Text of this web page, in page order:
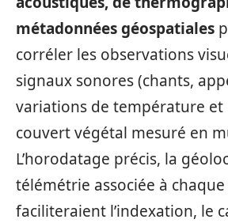
métadonnées géospatiales
corréler les observations
signaux sonores (chants,
variations de température et
couvert végétal mesuré en
L’horodatage précis, la
télémétrie associée à
faciliteraient l’indexation, le